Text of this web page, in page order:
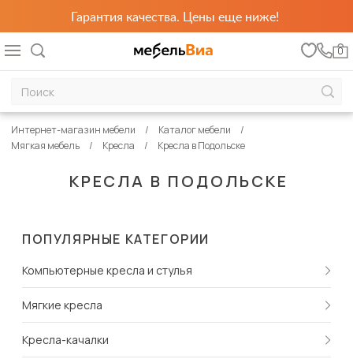
Гарантия качества. Цены еще ниже!
0
КРЕСЛА В ПОДОЛЬСКЕ
Интернет-магазин мебели
Каталог мебели
Мягкая мебель
Кресла Кресла в Подольске
ПОПУЛЯРНЫЕ КАТЕГОРИИ
Компьютерные кресла и стулья
Мягкие кресла
Кресла-качалки